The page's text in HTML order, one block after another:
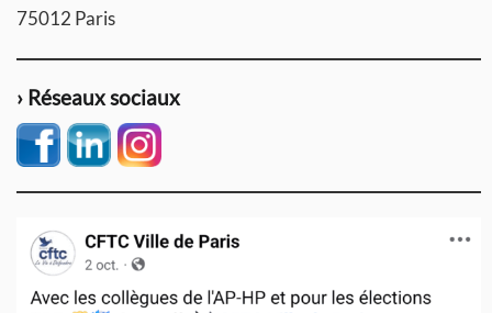
75012 Paris
› Réseaux sociaux